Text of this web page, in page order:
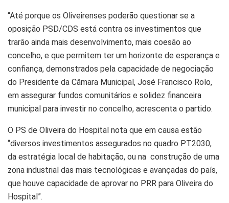
“Até porque os Oliveirenses poderão questionar se a
oposição PSD/CDS está contra os investimentos que
trarão ainda mais desenvolvimento, mais coesão ao
concelho, e que permitem ter um horizonte de esperança e
confiança, demonstrados pela capacidade de negociação
do Presidente da Câmara Municipal, José Francisco Rolo,
em assegurar fundos comunitários e solidez financeira
municipal para investir no concelho, acrescenta o partido.
O PS de Oliveira do Hospital nota que em causa estão
“diversos investimentos assegurados no quadro PT2030,
da estratégia local de habitação, ou na construção de uma
zona industrial das mais tecnológicas e avançadas do país,
que houve capacidade de aprovar no PRR para Oliveira do
Hospital”.